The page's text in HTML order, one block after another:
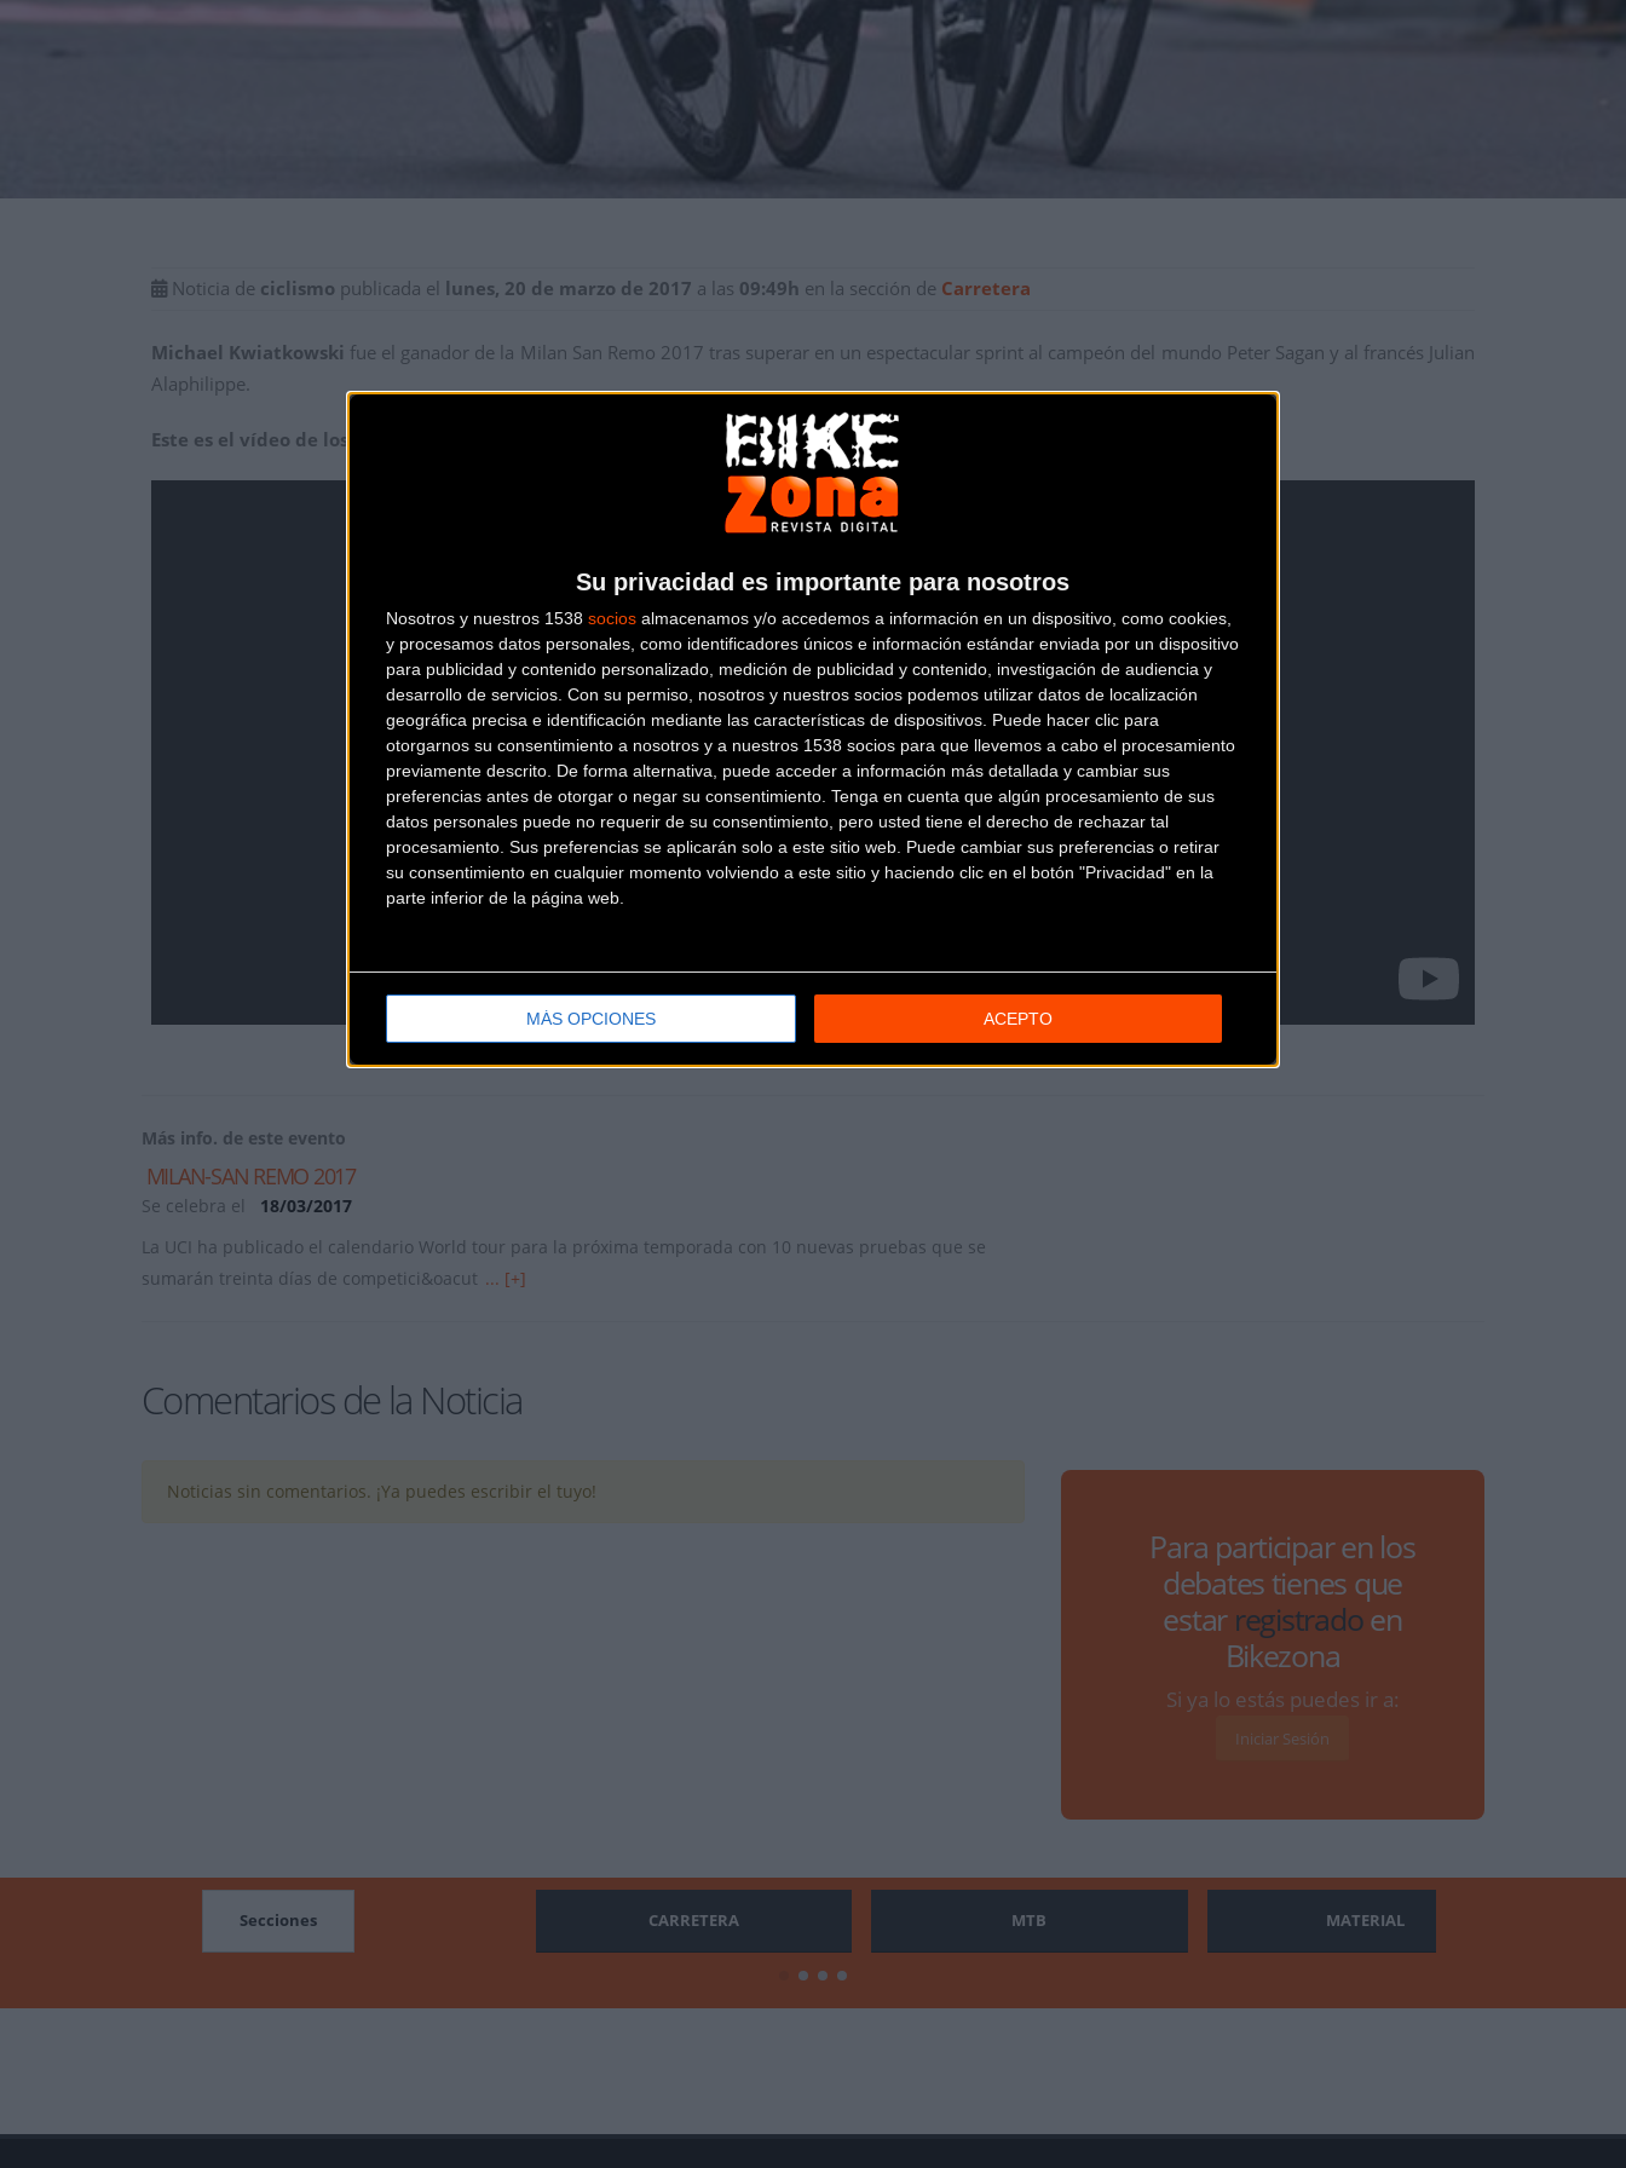
Su privacidad es importante para nosotros
Nosotros y nuestros 1538 socios almacenamos y/o accedemos a información en un dispositivo, como cookies,
y procesamos datos personales, como identificadores únicos e información estándar enviada por un dispositivo
para publicidad y contenido personalizado, medición de publicidad y contenido, investigación de audiencia y
desarrollo de servicios. Con su permiso, nosotros y nuestros socios podemos utilizar datos de localización
geográfica precisa e identificación mediante las características de dispositivos. Puede hacer clic para
otorgarnos su consentimiento a nosotros y a nuestros 1538 socios para que llevemos a cabo el procesamiento
previamente descrito. De forma alternativa, puede acceder a información más detallada y cambiar sus
preferencias antes de otorgar o negar su consentimiento. Tenga en cuenta que algún procesamiento de sus
datos personales puede no requerir de su consentimiento, pero usted tiene el derecho de rechazar tal
procesamiento. Sus preferencias se aplicarán solo a este sitio web. Puede cambiar sus preferencias o retirar
su consentimiento en cualquier momento volviendo a este sitio y haciendo clic en el botón "Privacidad" en la
parte inferior de la página web.
MÁS OPCIONES ACEPTO
Noticia de ciclismo publicada el lunes, 20 de marzo de 2017 a las 09:49h en la sección de Carretera
Michael Kwiatkowski fue el ganador de la Milan San Remo 2017 tras superar en un espectacular sprint al campeón del mundo Peter Sagan y al francés Julian
Alaphilippe.
Este es el vídeo de los últimos kilómetros
Más info. de este evento
MILAN-SAN REMO 2017
Se celebra el
18/03/2017
La UCI ha publicado el calendario World tour para la próxima temporada con 10 nuevas pruebas que se
sumarán treinta días de competici&oacut ... [+]
Comentarios de la Noticia
Noticias sin comentarios. ¡Ya puedes escribir el tuyo!
Para participar en los
debates tienes que
estar registradoen
Bikezona
Si ya lo estás puedes ir a:
Iniciar Sesión
Secciones CARRETERA MTB MATERIAL